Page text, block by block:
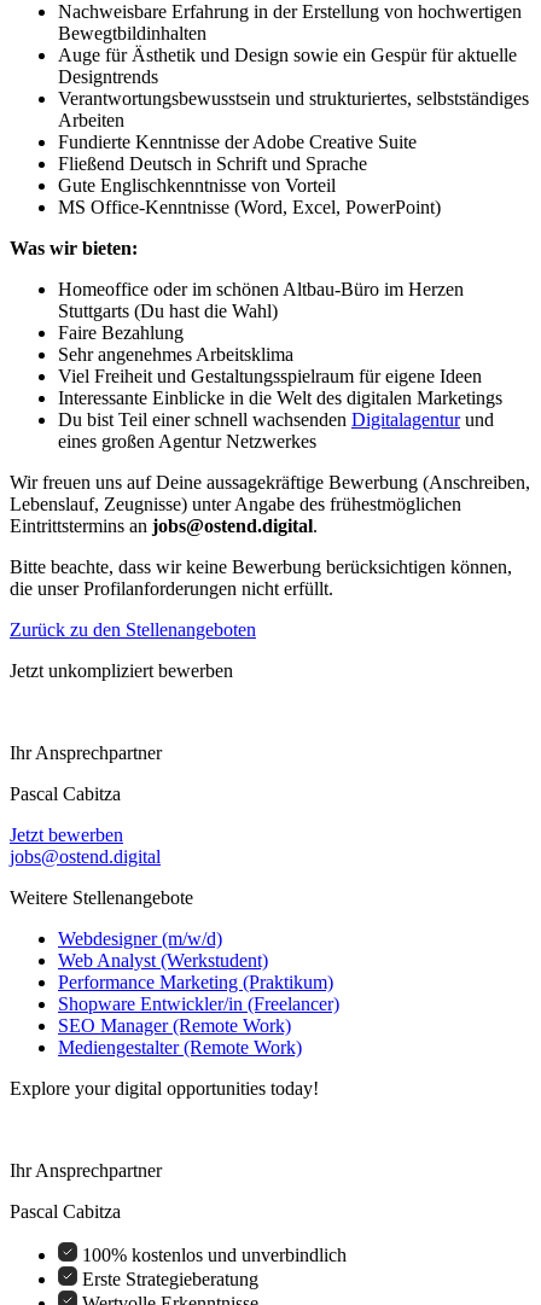
Nachweisbare Erfahrung in der Erstellung von hochwertigen
Bewegtbildinhalten
Auge für Ästhetik und Design sowie ein Gespür für aktuelle
Designtrends
Verantwortungsbewusstsein und strukturiertes, selbstständiges
Arbeiten
Fundierte Kenntnisse der Adobe Creative Suite
Fließend Deutsch in Schrift und Sprache
Gute Englischkenntnisse von Vorteil
MS Office-Kenntnisse (Word, Excel, PowerPoint)
Was wir bieten:
Homeoffice oder im schönen Altbau-Büro im Herzen
Stuttgarts (Du hast die Wahl)
Faire Bezahlung
Sehr angenehmes Arbeitsklima
Viel Freiheit und Gestaltungsspielraum für eigene Ideen
Interessante Einblicke in die Welt des digitalen Marketings
Du bist Teil einer schnell wachsenden Digitalagenturund
eines großen Agentur Netzwerkes
Wir freuen uns auf Deine aussagekräftige Bewerbung (Anschreiben,
Lebenslauf, Zeugnisse) unter Angabe des frühestmöglichen
Eintrittstermins an jobs@ostend.digital.
Bitte beachte, dass wir keine Bewerbung berücksichtigen können,
die unser Profilanforderungen nicht erfüllt.
Zurück zu den Stellenangeboten
Jetzt unkompliziert bewerben
Ihr Ansprechpartner
Pascal Cabitza
Jetzt bewerben
jobs@ostend.digital
Weitere Stellenangebote
Webdesigner (m/w/d)
Web Analyst (Werkstudent)
Performance Marketing (Praktikum)
Shopware Entwickler/in (Freelancer)
SEO Manager (Remote Work)
Mediengestalter (Remote Work)
Explore your digital opportunities today!
Ihr Ansprechpartner
Pascal Cabitza
100% kostenlos und unverbindlich
Erste Strategieberatung